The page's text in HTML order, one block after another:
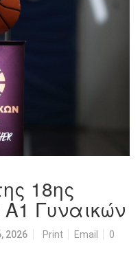
18ης
Α1 Γυναικών
2026 Print Email
0